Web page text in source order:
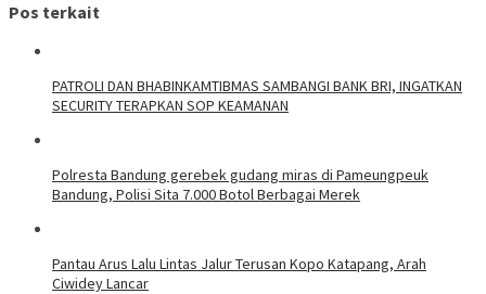
Pos terkait
‎PATROLI DAN BHABINKAMTIBMAS SAMBANGI BANK BRI, INGATKAN
SECURITY TERAPKAN SOP KEAMANAN
Polresta Bandung gerebek gudang miras di Pameungpeuk
Bandung, Polisi Sita 7.000 Botol Berbagai Merek
Pantau Arus Lalu Lintas Jalur Terusan Kopo Katapang, Arah
Ciwidey Lancar